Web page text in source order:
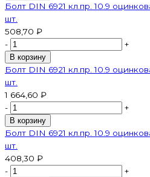
Болт DIN 6921 кл.пр. 10.9
шт.
508,70 ₽
-
+
В корзину
Болт DIN 6921 кл.пр. 10.9
шт.
1 664,60 ₽
-
+
В корзину
Болт DIN 6921 кл.пр. 10.9
шт.
408,30 ₽
-
+